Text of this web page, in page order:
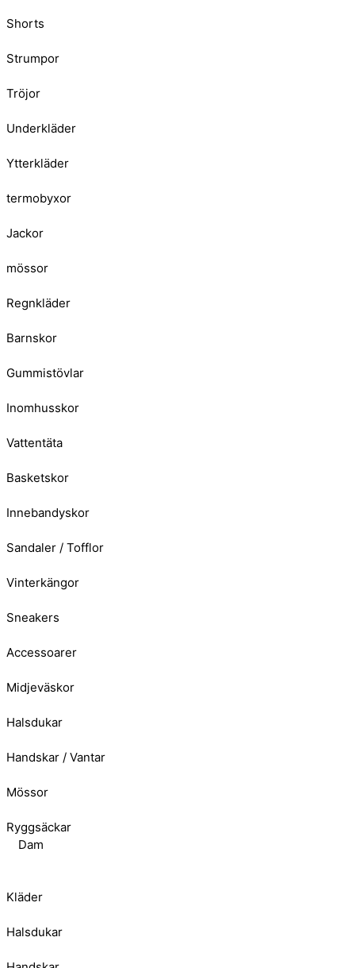
Shorts
Strumpor
Tröjor
Underkläder
Ytterkläder
termobyxor
Jackor
mössor
Regnkläder
Barnskor
Gummistövlar
Inomhusskor
Vattentäta
Basketskor
Innebandyskor
Sandaler / Tofflor
Vinterkängor
Sneakers
Accessoarer
Midjeväskor
Halsdukar
Handskar / Vantar
Mössor
Ryggsäckar
Dam
Kläder
Halsdukar